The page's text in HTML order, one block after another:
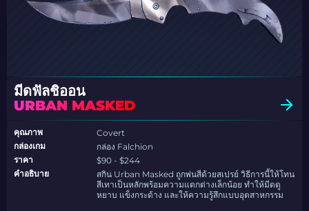
มีดฟัลชิออน
URBAN MASKED
คุณภาพ
Covert
กล่องเกม
กล่อง Falchion
ราคา
$90 - $244
คำอธิบาย
สกิน Urban Masked ถูกพ่นสีด้วยสเปรย์ วิธีการนี้ให้โทน
สีเทาเป็นหลักพร้อมความแตกต่างเล็กน้อย ทำให้มีดดู
หยาบ แข็งกระด้าง และให้ความรู้สึกแบบอุตสาหกรรม